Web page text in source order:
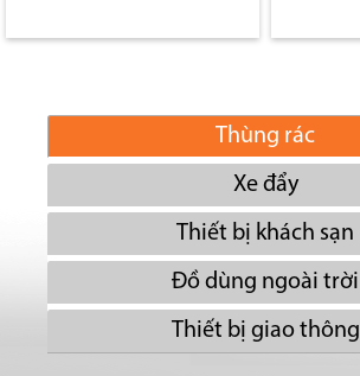
Thùng rác
Xe đẩy
Thiết bị khách sạn
Đồ dùng ngoài trời
Thiết bị giao thông